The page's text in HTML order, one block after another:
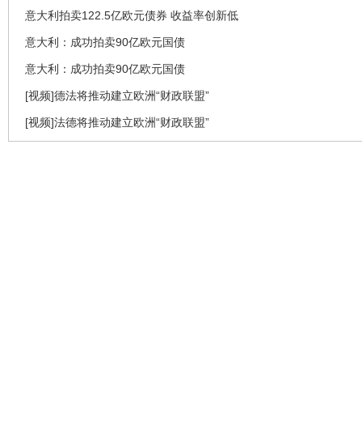
意大利拍卖122.5亿欧元债券 收益率创新低
意大利：成功拍卖90亿欧元国债
意大利：成功拍卖90亿欧元国债
[视频]德法将推动建立欧洲“财政联盟”
[视频]法德将推动建立欧洲“财政联盟”